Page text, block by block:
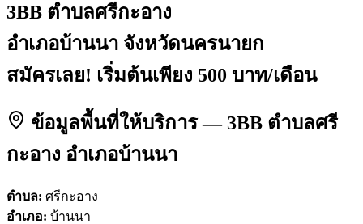
3BB ตำบลศรีกะอาง
อำเภอบ้านนา จังหวัดนครนายก
สมัครเลย! เริ่มต้นเพียง 500 บาท/เดือน
ข้อมูลพื้นที่ให้บริการ — 3BB ตำบลศรี
กะอาง อำเภอบ้านนา
ตำบล: ศรีกะอาง
อำเภอ: บ้านนา